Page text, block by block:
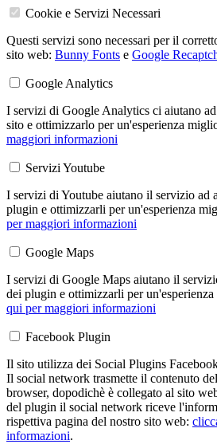
Cookie e Servizi Necessari
Questi servizi sono necessari per il
sito web: Bunny Fonts e Google
Google Analytics
I servizi di Google Analytics ci aiutano
sito e ottimizzarlo per un'esperienza
maggiori informazioni
Servizi Youtube
I servizi di Youtube aiutano il servizio ad
plugin e ottimizzarli per un'esperienza
per maggiori informazioni
Google Maps
I servizi di Google Maps aiutano il
dei plugin e ottimizzarli per
qui per maggiori informazioni
Facebook Plugin
Il sito utilizza dei Social Plugins
Il social network trasmette il contenuto
browser, dopodichè è collegato al sito
del plugin il social network riceve
rispettiva pagina del nostro sito web:
informazioni.